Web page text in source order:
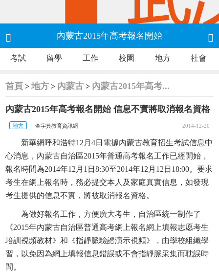
 內蒙古2015年高考報名開始
信息不實將取消報名資格

考試 留學 工作 校園 地方 社會
首頁 >地方 > 內蒙古 > 內蒙古2015年高考...
內蒙古2015年高考報名開始 信息不實將取消報名資格
地方 查字典教育資訊網 2014-12-20
新華網呼和浩特12月4日電據內蒙古教育招生考試信息中
心消息，內蒙古自治區2015年普通高考報名工作已經開始，
報名時間為2014年12月1日8:30至2014年12月12日18:00。要求
考生在網上報名時，務必提交本人及家庭真實信息，如發現
考生提供的信息不實，將被取消報名資格。
為做好報名工作，方便廣大考生，自治區統一制作了
《2015年內蒙古自治區普通高考網上報名網上填報志愿考生
培訓視頻教材》和《指靜脈驗證演示視頻》，由學校組織學
習，以免因為網上填報信息錯誤或不會指靜脈采集而耽誤時
間。